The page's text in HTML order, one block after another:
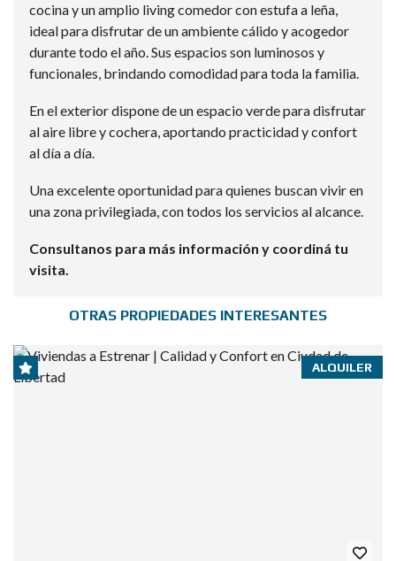
cocina y un amplio living comedor con estufa a leña,
ideal para disfrutar de un ambiente cálido y acogedor
durante todo el año. Sus espacios son luminosos y
funcionales, brindando comodidad para toda la familia.
En el exterior dispone de un espacio verde para disfrutar
al aire libre y cochera, aportando practicidad y confort
al día a día.
Una excelente oportunidad para quienes buscan vivir en
una zona privilegiada, con todos los servicios al alcance.
Consultanos para más información y coordiná tu
visita.
OTRAS PROPIEDADES INTERESANTES
ALQUILER